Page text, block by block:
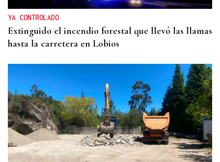
YA CONTROLADO
Extinguido el incendio forestal que llevó las llamas
hasta la carretera en Lobios